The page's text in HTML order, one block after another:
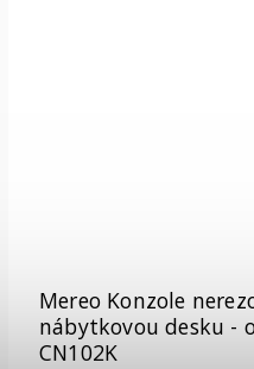
Mereo Konzole
nábytkovou desku -
CN102K